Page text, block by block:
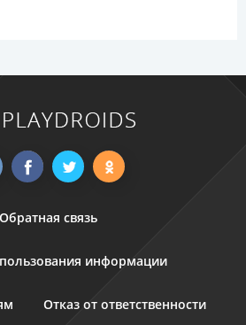
Обратная связь
информации
Отказ от ответственности